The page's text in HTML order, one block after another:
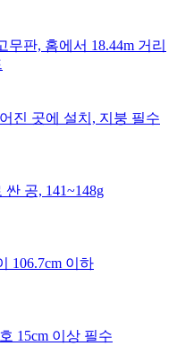
무판, 홈에서 18.44m 거리
진 곳에 설치, 지붕 필수
공, 141~148g
106.7cm 이하
15cm 이상 필수